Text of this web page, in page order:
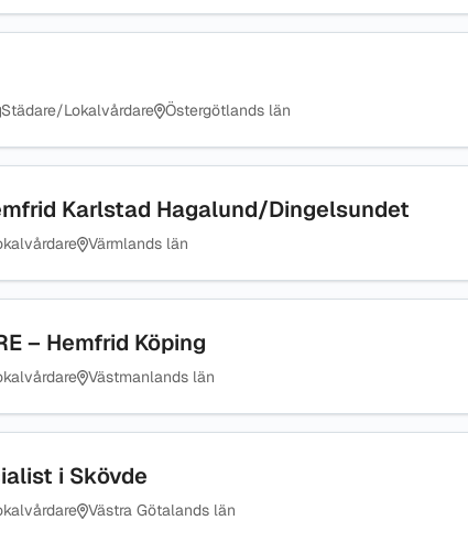
Städare/Lokalvårdare Östergötlands län
Karlstad Hagalund/Dingelsundet
Värmlands län
– Hemfrid Köping
Västmanlands län
i Skövde
Västra Götalands län